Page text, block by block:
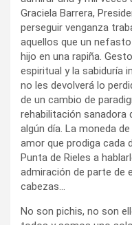
Graciela Barrera,
perseguir venganza
aquellos que un
hijo en una rapiña.
espiritual y la sabiduría
no les devolverá lo
de un cambio de
rehabilitación sanadora
algún día. La moneda
amor que prodiga cada
Punta de Rieles a
admiración de parte de
cabezas…
No son pichis, no son